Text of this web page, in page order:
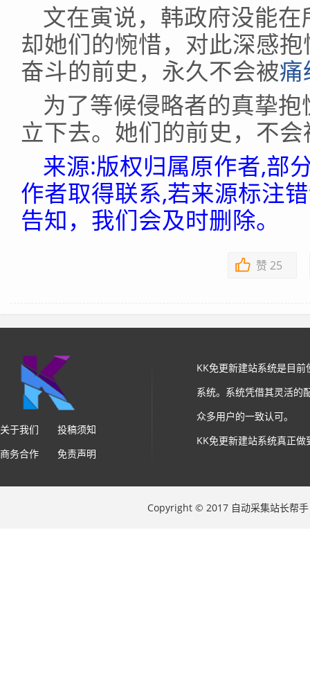
文在寅说，韩政府没能
却她们的惋惜，对此深感
奋斗的前史，永久不会被痛
为了等候侵略者的真挚
立下去。她们的前史，不
来源:版权归属原作者,部
作者取得联系,若来源标注
告知，我们会及时删除。
赞 25
关于我们
投稿须知
商务合作
免责声明
KK免更新建站系统是目
系统。系统凭借其灵活的
众多用户的一致认可。
KK免更新建站系统真正
Copyright © 2017 自动采集站长帮手